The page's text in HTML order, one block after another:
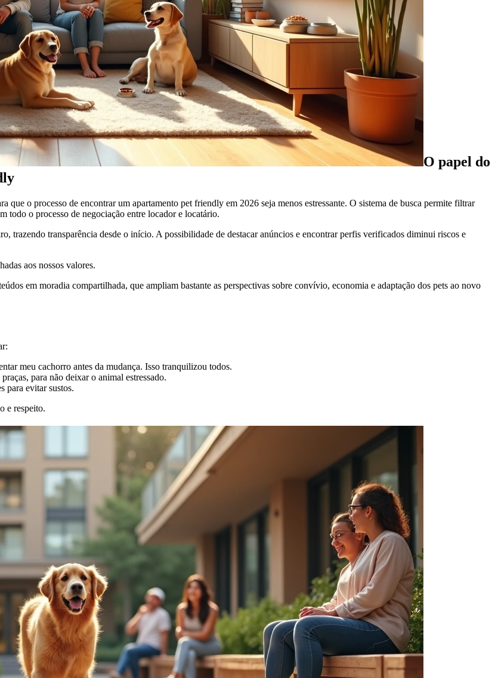
O papel do
o processo de encontrar um apartamento pet friendly em 2026 seja menos estressante. O sistema de busca permite filtrar
todo o processo de negociação entre locador e locatário.
trazendo transparência desde o início. A possibilidade de destacar anúncios e encontrar perfis verificados diminui riscos e
aos nossos valores.
em moradia compartilhada, que ampliam bastante as perspectivas sobre convívio, economia e adaptação dos pets ao novo
meu cachorro antes da mudança. Isso tranquilizou todos.
para não deixar o animal estressado.
para evitar sustos.
e respeito.